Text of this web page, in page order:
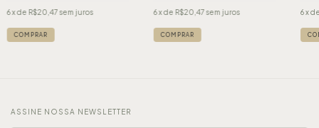
6x de R$20,47sem juros
COMPRAR
6x de R$20,47sem juros
COMPRAR
6 x
ASSINE NOSSA NEWSLETTER